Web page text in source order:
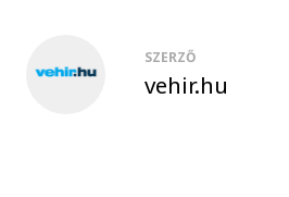
SZERZŐ
vehir.hu